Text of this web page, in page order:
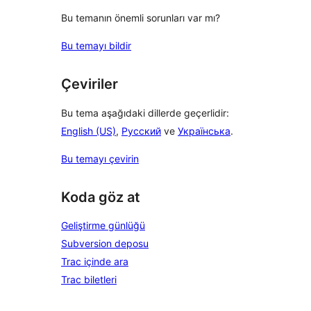
Bu temanın önemli sorunları var mı?
Bu temayı bildir
Çeviriler
Bu tema aşağıdaki dillerde geçerlidir:
English (US), Русский ve Українська.
Bu temayı çevirin
Koda göz at
Geliştirme günlüğü
Subversion deposu
Trac içinde ara
Trac biletleri